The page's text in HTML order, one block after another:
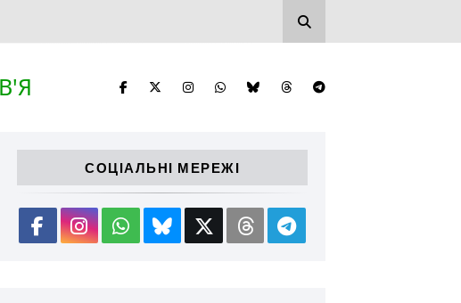
СОЦІАЛЬНІ МЕРЕЖІ